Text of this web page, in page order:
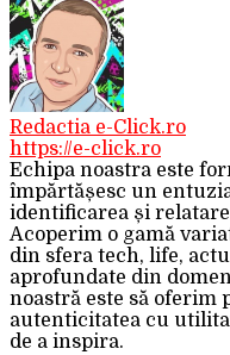
Redactia e-Click.ro
https://e-click.ro
Echipa noastra este
împărtășesc un
identificarea și
Acoperim o gamă
din sfera tech, life,
aprofundate din
noastră este să
autenticitatea cu
de a inspira.